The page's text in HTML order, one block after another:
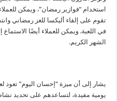
استخدام “فوازير رمضان”، ويمكن
تقوم على إلقاء أليكسا للغز رمضاني
في اللعبة. ويمكن للعملاء أيضًا الاستماع
الشهر الكريم.
يشار إلى أن ميزة “إحسان اليوم” تعود
يومية مفيدة، لتساعدهم على تحديد